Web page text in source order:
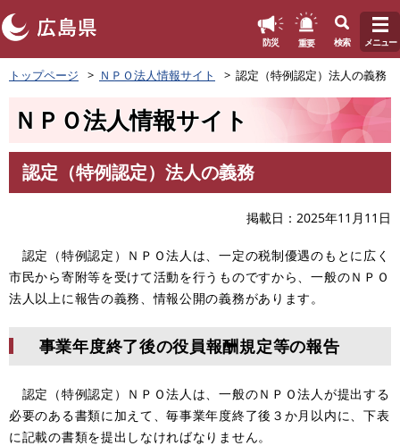
ペ
ー
頭
す
防災 重要 検索 メニュー
トップページ ＮＰＯ法人情報サイト 認定（特例認定）法人の義務
ＮＰＯ法人情報サイト
文
認定（特例認定）法人の義務
掲載日 2025年11月11日
認定（特例認定）ＮＰＯ法人は、一定の税制優遇のもとに広く
市民から寄附等を受けて活動を行うものですから、一般のＮＰＯ
法人以上に報告の義務、情報公開の義務があります。
事業年度終了後の役員報酬規定等の報告
認定（特例認定）ＮＰＯ法人は、一般のＮＰＯ法人が提出する
必要のある書類に加えて、毎事業年度終了後３か月以内に、下表
に記載の書類を提出しなければなりません。